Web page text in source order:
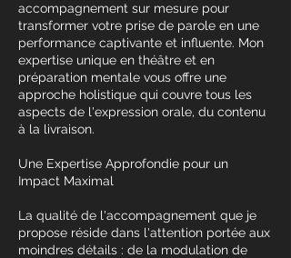
accompagnement sur mesure pour
transformer votre prise de parole en une
performance captivante et influente. Mon
expertise unique en théâtre et en
préparation mentale vous offre une
approche holistique qui couvre tous les
aspects de l'expression orale, du contenu
à la livraison.
Une Expertise Approfondie pour un
Impact Maximal
La qualité de l'accompagnement que je
propose réside dans l'attention portée aux
moindres détails : de la modulation de